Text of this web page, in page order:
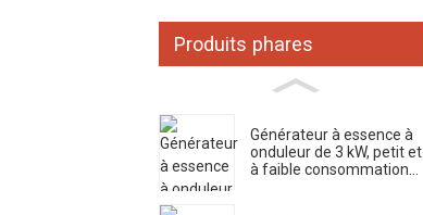
Produits phares
Générateur à essence à
onduleur de 3 kW, petit et
à faible consommation...